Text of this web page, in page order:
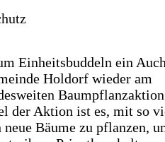
Einheitsbuddeln ein
Holdorf wieder am
der Aktion ist es, mit so
Bäume zu pflanzen,